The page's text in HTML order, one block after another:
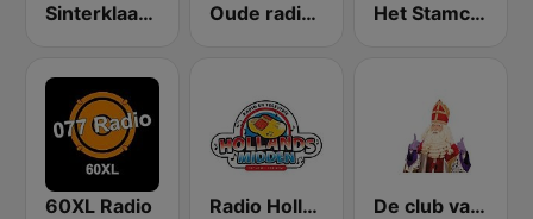
SinterklaasRadio Oude radio Piraten Het Stamcafe.nl
60XL Radio Radio Hollands Midden De club van Sinterklaasradio